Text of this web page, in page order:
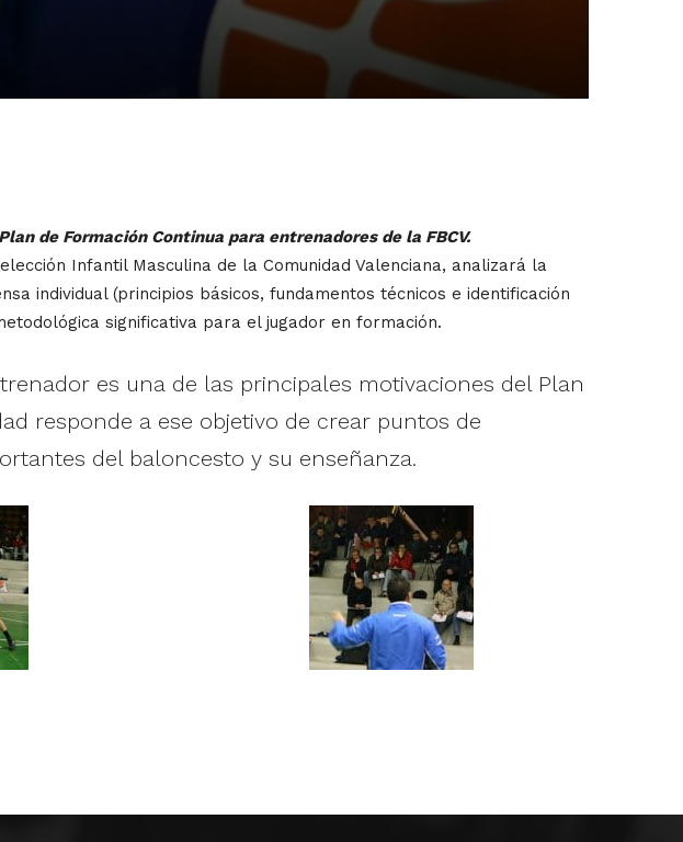
de Formación Continua para entrenadores de la FBCV.
Infantil Masculina de la Comunidad Valenciana, analizará la
individual (principios básicos, fundamentos técnicos e identificación
significativa para el jugador en formación.
es una de las principales motivaciones del Plan
responde a ese objetivo de crear puntos de
del baloncesto y su enseñanza.